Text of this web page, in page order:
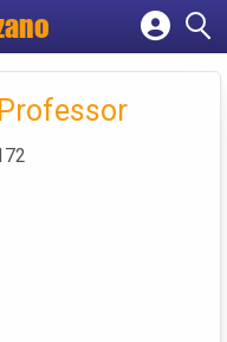
empresa